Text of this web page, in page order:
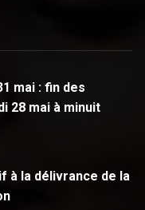
mai : fin des
28 mai à minuit
à la délivrance de la